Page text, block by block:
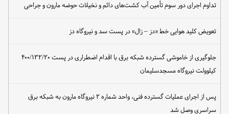
تداوم اجرای دور سوم تأمین آب کشت‌های دائم و نخیلات حوضه مارون و جراحی
تعویض کلید هوایی خط «دز – زال» در پست سد و نیروگاه دز
جلوگیری از خاموشی گسترده شبکه برق با اقدام اضطراری در پست ۴۰۰/۱۳۲/۲۰
کیلوولت نیروگاه مسجدسلیمان
پس از اجرای عملیات گسترده فنی، واحد شماره ۲ نیروگاه مارون به شبکه برق
سراسری وصل شد